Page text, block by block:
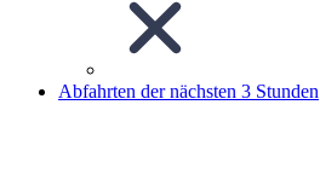
Abfahrten der nächsten 3 Stunden